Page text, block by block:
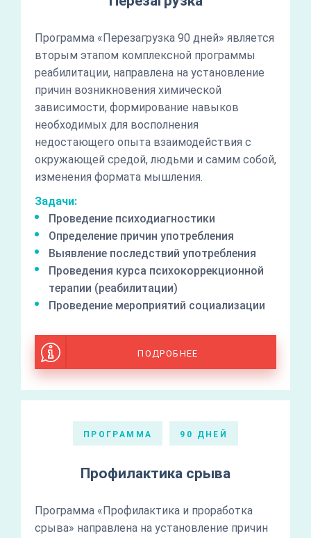
Программа «Перезагрузка 90 дней» является
вторым этапом комплексной программы
реабилитации, направлена на установление
причин возникновения химической
зависимости, формирование навыков
необходимых для восполнения
недостающего опыта взаимодействия с
окружающей средой, людьми и самим собой,
изменения формата мышления.
Задачи:
Проведение психодиагностики
Определение причин употребления
Выявление последствий употребления
Проведения курса психокоррекционной
терапии (реабилитации)
Проведение мероприятий социализации
ПОДРОБНЕЕ
ПРОГРАММА 90 ДНЕЙ
Профилактика срыва
Программа «Профилактика и проработка
срыва» направлена на установление причин